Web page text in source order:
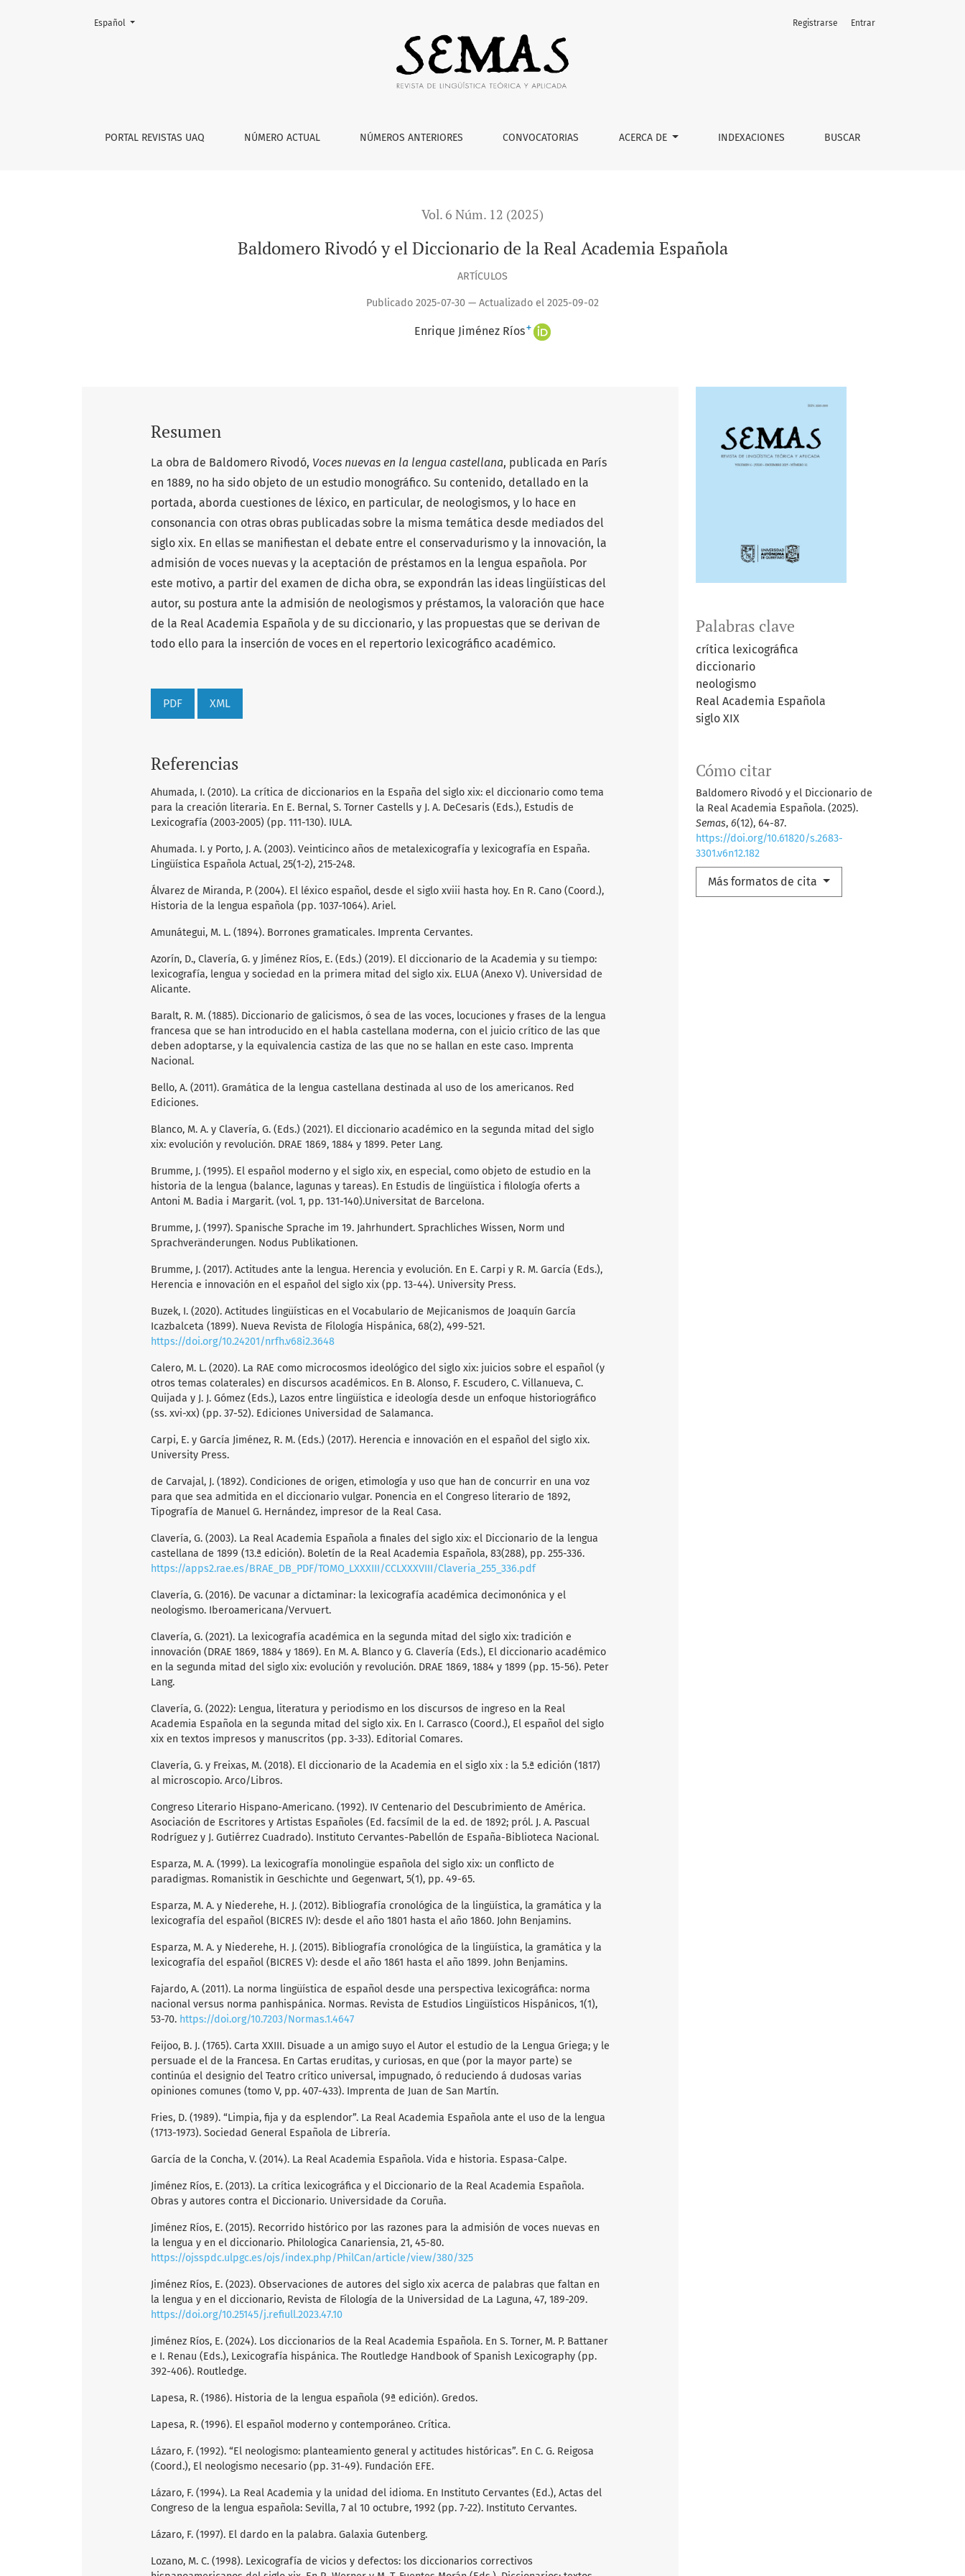
Baldomero Rivodó y el Diccionario de la Real Academia Española
PORTAL REVISTAS UAQ NÚMERO ACTUAL NÚMEROS ANTERIORES CONVOCATORIAS ACERCA DE INDEXACIONES BUSCAR
Registrarse Entrar
Cambiar el idioma. El actual es:
Español
Vol. 6 Núm. 12 (2025)
Baldomero Rivodó y el Diccionario de la Real Academia Española
ARTÍCULOS
Publicado 2025-07-30 — Actualizado el 2025-09-02
Enrique Jiménez Ríos+
Palabras clave
crítica lexicográfica
diccionario
neologismo
Real Academia Española
siglo XIX
Cómo citar
Baldomero Rivodó y el Diccionario de
la Real Academia Española. (2025).
Semas, 6(12), 64-87.
https://doi.org/10.61820/s.2683-
3301.v6n12.182
Más formatos de cita
Resumen
La obra de Baldomero Rivodó, Voces nuevas en la lengua castellana, publicada en París
en 1889, no ha sido objeto de un estudio monográfico. Su contenido, detallado en la
portada, aborda cuestiones de léxico, en particular, de neologismos, y lo hace en
consonancia con otras obras publicadas sobre la misma temática desde mediados del
siglo xix. En ellas se manifiestan el debate entre el conservadurismo y la innovación, la
admisión de voces nuevas y la aceptación de préstamos en la lengua española. Por
este motivo, a partir del examen de dicha obra, se expondrán las ideas lingüísticas del
autor, su postura ante la admisión de neologismos y préstamos, la valoración que hace
de la Real Academia Española y de su diccionario, y las propuestas que se derivan de
todo ello para la inserción de voces en el repertorio lexicográfico académico.
PDF XML
Referencias
Ahumada, I. (2010). La crítica de diccionarios en la España del siglo xix: el diccionario como tema
para la creación literaria. En E. Bernal, S. Torner Castells y J. A. DeCesaris (Eds.), Estudis de
Lexicografía (2003-2005) (pp. 111-130). IULA.
Ahumada. I. y Porto, J. A. (2003). Veinticinco años de metalexicografía y lexicografía en España.
Lingüística Española Actual, 25(1-2), 215-248.
Álvarez de Miranda, P. (2004). El léxico español, desde el siglo xviii hasta hoy. En R. Cano (Coord.),
Historia de la lengua española (pp. 1037-1064). Ariel.
Amunátegui, M. L. (1894). Borrones gramaticales. Imprenta Cervantes.
Azorín, D., Clavería, G. y Jiménez Ríos, E. (Eds.) (2019). El diccionario de la Academia y su tiempo:
lexicografía, lengua y sociedad en la primera mitad del siglo xix. ELUA (Anexo V). Universidad de
Alicante.
Baralt, R. M. (1885). Diccionario de galicismos, ó sea de las voces, locuciones y frases de la lengua
francesa que se han introducido en el habla castellana moderna, con el juicio crítico de las que
deben adoptarse, y la equivalencia castiza de las que no se hallan en este caso. Imprenta
Nacional.
Bello, A. (2011). Gramática de la lengua castellana destinada al uso de los americanos. Red
Ediciones.
Blanco, M. A. y Clavería, G. (Eds.) (2021). El diccionario académico en la segunda mitad del siglo
xix: evolución y revolución. DRAE 1869, 1884 y 1899. Peter Lang.
Brumme, J. (1995). El español moderno y el siglo xix, en especial, como objeto de estudio en la
historia de la lengua (balance, lagunas y tareas). En Estudis de lingüística i filología oferts a
Antoni M. Badia i Margarit. (vol. 1, pp. 131-140).Universitat de Barcelona.
Brumme, J. (1997). Spanische Sprache im 19. Jahrhundert. Sprachliches Wissen, Norm und
Sprachveränderungen. Nodus Publikationen.
Brumme, J. (2017). Actitudes ante la lengua. Herencia y evolución. En E. Carpi y R. M. García (Eds.),
Herencia e innovación en el español del siglo xix (pp. 13-44). University Press.
Buzek, I. (2020). Actitudes lingüísticas en el Vocabulario de Mejicanismos de Joaquín García
Icazbalceta (1899). Nueva Revista de Filología Hispánica, 68(2), 499-521.
https://doi.org/10.24201/nrfh.v68i2.3648
Calero, M. L. (2020). La RAE como microcosmos ideológico del siglo xix: juicios sobre el español (y
otros temas colaterales) en discursos académicos. En B. Alonso, F. Escudero, C. Villanueva, C.
Quijada y J. J. Gómez (Eds.), Lazos entre lingüística e ideología desde un enfoque historiográfico
(ss. xvi-xx) (pp. 37-52). Ediciones Universidad de Salamanca.
Carpi, E. y García Jiménez, R. M. (Eds.) (2017). Herencia e innovación en el español del siglo xix.
University Press.
de Carvajal, J. (1892). Condiciones de origen, etimología y uso que han de concurrir en una voz
para que sea admitida en el diccionario vulgar. Ponencia en el Congreso literario de 1892,
Tipografía de Manuel G. Hernández, impresor de la Real Casa.
Clavería, G. (2003). La Real Academia Española a finales del siglo xix: el Diccionario de la lengua
castellana de 1899 (13.ª edición). Boletín de la Real Academia Española, 83(288), pp. 255-336.
https://apps2.rae.es/BRAE_DB_PDF/TOMO_LXXXIII/CCLXXXVIII/Claveria_255_336.pdf
Clavería, G. (2016). De vacunar a dictaminar: la lexicografía académica decimonónica y el
neologismo. Iberoamericana/Vervuert.
Clavería, G. (2021). La lexicografía académica en la segunda mitad del siglo xix: tradición e
innovación (DRAE 1869, 1884 y 1869). En M. A. Blanco y G. Clavería (Eds.), El diccionario académico
en la segunda mitad del siglo xix: evolución y revolución. DRAE 1869, 1884 y 1899 (pp. 15-56). Peter
Lang.
Clavería, G. (2022): Lengua, literatura y periodismo en los discursos de ingreso en la Real
Academia Española en la segunda mitad del siglo xix. En I. Carrasco (Coord.), El español del siglo
xix en textos impresos y manuscritos (pp. 3-33). Editorial Comares.
Clavería, G. y Freixas, M. (2018). El diccionario de la Academia en el siglo xix : la 5.ª edición (1817)
al microscopio. Arco/Libros.
Congreso Literario Hispano-Americano. (1992). IV Centenario del Descubrimiento de América.
Asociación de Escritores y Artistas Españoles (Ed. facsímil de la ed. de 1892; pról. J. A. Pascual
Rodríguez y J. Gutiérrez Cuadrado). Instituto Cervantes-Pabellón de España-Biblioteca Nacional.
Esparza, M. A. (1999). La lexicografía monolingüe española del siglo xix: un conflicto de
paradigmas. Romanistik in Geschichte und Gegenwart, 5(1), pp. 49-65.
Esparza, M. A. y Niederehe, H. J. (2012). Bibliografía cronológica de la lingüística, la gramática y la
lexicografía del español (BICRES IV): desde el año 1801 hasta el año 1860. John Benjamins.
Esparza, M. A. y Niederehe, H. J. (2015). Bibliografía cronológica de la lingüística, la gramática y la
lexicografía del español (BICRES V): desde el año 1861 hasta el año 1899. John Benjamins.
Fajardo, A. (2011). La norma lingüística de español desde una perspectiva lexicográfica: norma
nacional versus norma panhispánica. Normas. Revista de Estudios Lingüísticos Hispánicos, 1(1),
53-70. https://doi.org/10.7203/Normas.1.4647
Feijoo, B. J. (1765). Carta XXIII. Disuade a un amigo suyo el Autor el estudio de la Lengua Griega; y le
persuade el de la Francesa. En Cartas eruditas, y curiosas, en que (por la mayor parte) se
continúa el designio del Teatro crítico universal, impugnado, ó reduciendo á dudosas varias
opiniones comunes (tomo V, pp. 407-433). Imprenta de Juan de San Martín.
Fries, D. (1989). “Limpia, fija y da esplendor”. La Real Academia Española ante el uso de la lengua
(1713-1973). Sociedad General Española de Librería.
García de la Concha, V. (2014). La Real Academia Española. Vida e historia. Espasa-Calpe.
Jiménez Ríos, E. (2013). La crítica lexicográfica y el Diccionario de la Real Academia Española.
Obras y autores contra el Diccionario. Universidade da Coruña.
Jiménez Ríos, E. (2015). Recorrido histórico por las razones para la admisión de voces nuevas en
la lengua y en el diccionario. Philologica Canariensia, 21, 45-80.
https://ojsspdc.ulpgc.es/ojs/index.php/PhilCan/article/view/380/325
Jiménez Ríos, E. (2023). Observaciones de autores del siglo xix acerca de palabras que faltan en
la lengua y en el diccionario, Revista de Filología de la Universidad de La Laguna, 47, 189-209.
https://doi.org/10.25145/j.refiull.2023.47.10
Jiménez Ríos, E. (2024). Los diccionarios de la Real Academia Española. En S. Torner, M. P. Battaner
e I. Renau (Eds.), Lexicografía hispánica. The Routledge Handbook of Spanish Lexicography (pp.
392-406). Routledge.
Lapesa, R. (1986). Historia de la lengua española (9ª edición). Gredos.
Lapesa, R. (1996). El español moderno y contemporáneo. Crítica.
Lázaro, F. (1992). “El neologismo: planteamiento general y actitudes históricas”. En C. G. Reigosa
(Coord.), El neologismo necesario (pp. 31-49). Fundación EFE.
Lázaro, F. (1994). La Real Academia y la unidad del idioma. En Instituto Cervantes (Ed.), Actas del
Congreso de la lengua española: Sevilla, 7 al 10 octubre, 1992 (pp. 7-22). Instituto Cervantes.
Lázaro, F. (1997). El dardo en la palabra. Galaxia Gutenberg.
Lozano, M. C. (1998). Lexicografía de vicios y defectos: los diccionarios correctivos